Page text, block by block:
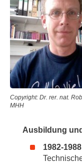
Copyright: Dr. rer. nat.
MHH
Ausbildung
1982-1988